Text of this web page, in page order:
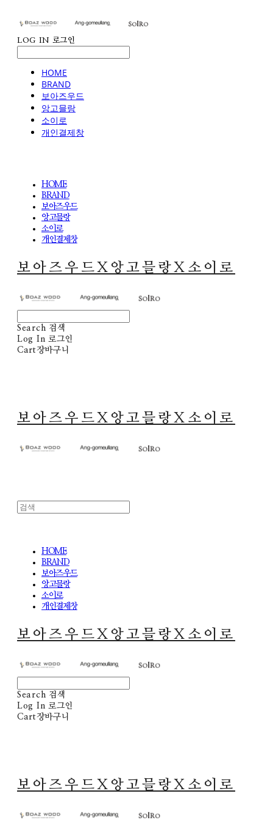
LOG IN 로그인
HOME
BRAND
보아즈우드
앙고믈랑
소이로
개인결제창
HOME
BRAND
보아즈우드
앙고믈랑
소이로
개인결제창
보아즈우드X앙고믈랑X소이로
Search 검색
Log In 로그인
Cart장바구니
보아즈우드X앙고믈랑X소이로
HOME
BRAND
보아즈우드
앙고믈랑
소이로
개인결제창
보아즈우드X앙고믈랑X소이로
Search 검색
Log In 로그인
Cart장바구니
보아즈우드X앙고믈랑X소이로